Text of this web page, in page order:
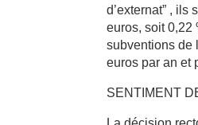
d’externat” ,
euros, soit 0,22
subventions de
euros par an et
SENTIMENT